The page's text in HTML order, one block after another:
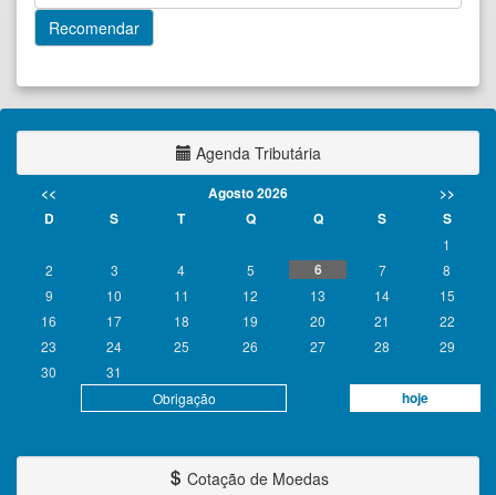
Agenda Tributária
<< Agosto 2026
>>
D
S T Q Q S S
Obrigação hoje
1
2
3 4 5 6 7
8
9
10 11 12 13 14
15
16
17 18 19 20 21
22
23
24 25 26 27 28
29
30
31
Cotação de Moedas